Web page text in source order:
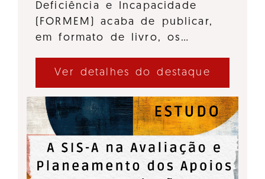
Deficiência e Incapacidade
(FORMEM) acaba de publicar,
em formato de livro, os…
Ver detalhes do destaque